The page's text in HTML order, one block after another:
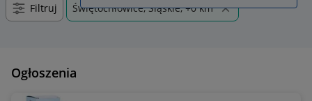
Filtruj Świętochłowice, Śląskie, +0 km
Ogłoszenia